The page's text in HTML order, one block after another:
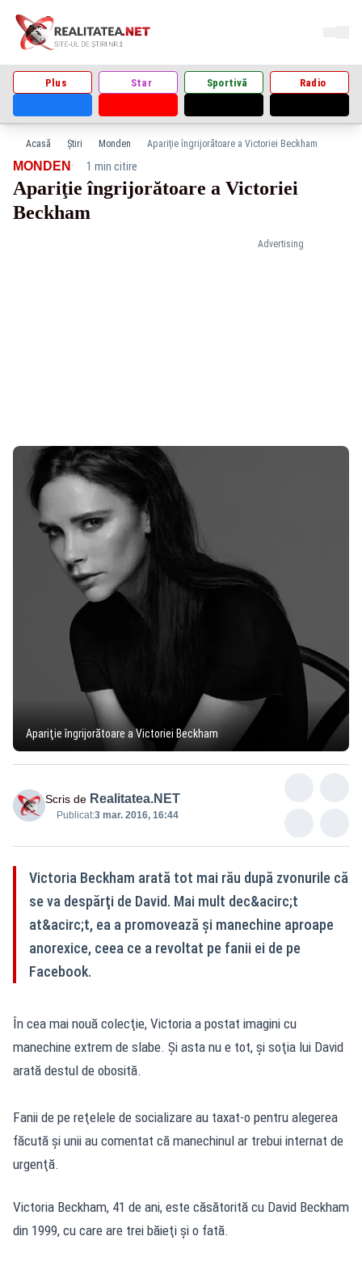
Plus Star Sportivă Radio
Acasă Știri Monden Apariţie îngrijorătoare a Victoriei Beckham
Advertising
MONDEN · 1 min citire
Apariţie îngrijorătoare a Victoriei
Beckham
Apariţie îngrijorătoare a Victoriei Beckham
Scris de Realitatea.NET
Publicat:3 mar. 2016, 16:44
Victoria Beckham arată tot mai rău după zvonurile că
se va despărţi de David. Mai mult dec&acirc;t
at&acirc;t, ea a promovează şi manechine aproape
anorexice, ceea ce a revoltat pe fanii ei de pe
Facebook.
În cea mai nouă colecţie, Victoria a postat imagini cu
manechine extrem de slabe. Şi asta nu e tot, şi soţia lui David
arată destul de obosită.
Fanii de pe reţelele de socializare au taxat-o pentru alegerea
făcută şi unii au comentat că manechinul ar trebui internat de
urgenţă.
Victoria Beckham, 41 de ani, este căsătorită cu David Beckham
din 1999, cu care are trei băieţi şi o fată.